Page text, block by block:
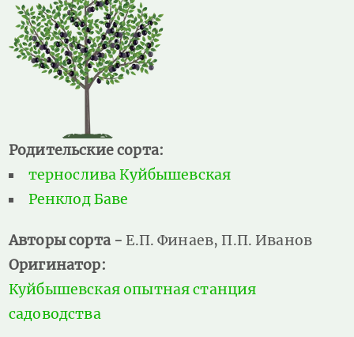
Родительские сорта:
тернослива Куйбышевская
Ренклод Баве
Авторы сорта -Е.П. Финаев, П.П. Иванов
Оригинатор:
Куйбышевская опытная станция
садоводства